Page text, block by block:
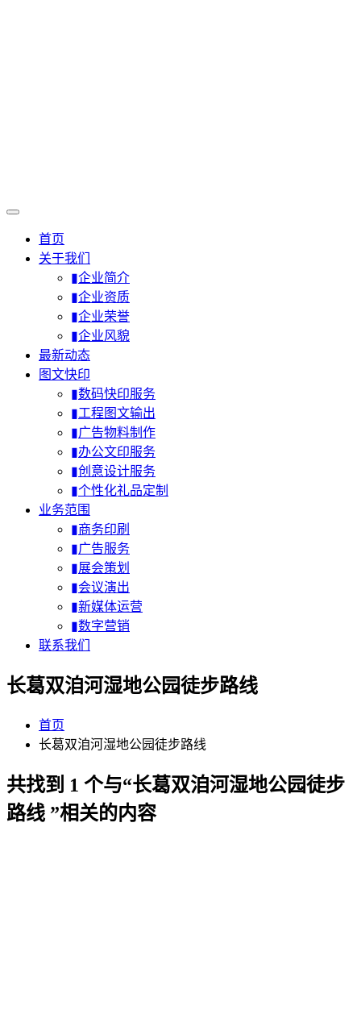
首页
关于我们
▮企业简介
▮企业资质
▮企业荣誉
▮企业风貌
最新动态
图文快印
▮数码快印服务
▮工程图文输出
▮广告物料制作
▮办公文印服务
▮创意设计服务
▮个性化礼品定制
业务范围
▮商务印刷
▮广告服务
▮展会策划
▮会议演出
▮新媒体运营
▮数字营销
联系我们
长葛双洎河湿地公园徒步路线 ‌
首页
长葛双洎河湿地公园徒步路线 ‌
共找到 1 个与“长葛双洎河湿地公园徒步
路线 ‌”相关的内容